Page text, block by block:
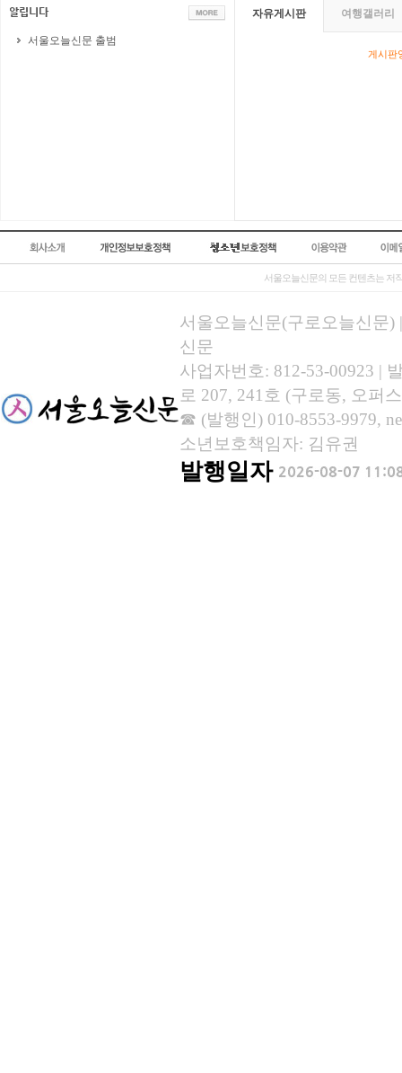
서울오늘신문 출범
자유게시판 여행갤러리
게시판
서울오늘신문의 모든 컨텐츠는 저
서울오늘신문(구로오늘신문)
신문
사업자번호: 812-53-00923 |
로 207, 241호 (구로동, 오퍼
☎ (발행인) 010-8553-9979,
소년보호책임자: 김유권
발행일자